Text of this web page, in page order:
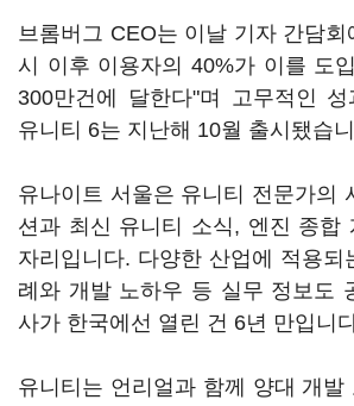
브롬버그 CEO는 이날 기자 간담
시 이후 이용자의 40%가 이를 도
300만건에 달한다"며 고무적인
유니티 6는 지난해 10월 출시됐습
유나이트 서울은 유니티 전문가의
션과 최신 유니티 소식, 엔진 종합
자리입니다. 다양한 산업에 적용되
례와 개발 노하우 등 실무 정보도
사가 한국에선 열린 건 6년 만입니
유니티는 언리얼과 함께 양대 개발